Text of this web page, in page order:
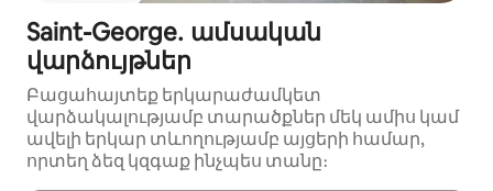
Saint-George․ ամսական
վարձույթներ
Բացահայտեք երկարաժամկետ
վարձակալությամբ տարածքներ մեկ ամիս կամ
ավելի երկար տևողությամբ այցերի համար,
որտեղ ձեզ կզգաք ինչպես տանը։